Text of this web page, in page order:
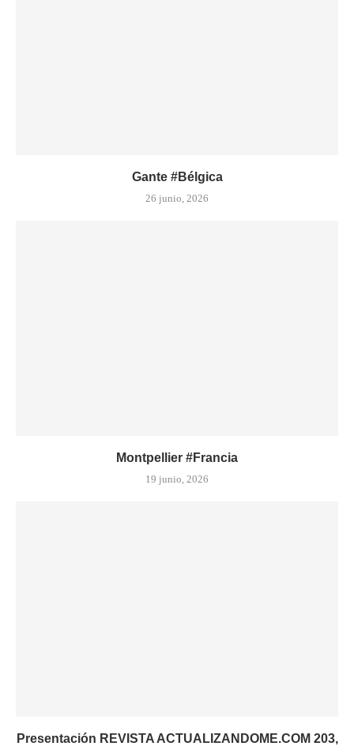
Gante #Bélgica
26 junio, 2026
Montpellier #Francia
19 junio, 2026
Presentación REVISTA ACTUALIZANDOME.COM 203,